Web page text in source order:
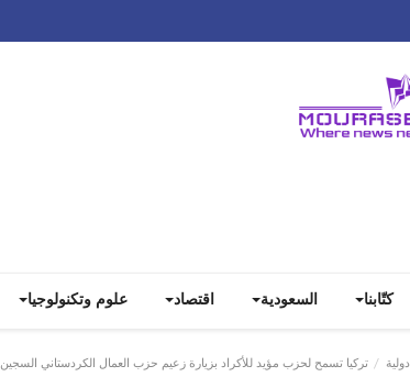
كتّابنا السعودية اقتصاد علوم وتكنولوجيا
دولية تركيا تسمح لحزب مؤيد للأكراد بزيارة زعيم حزب العمال الكردستاني السجين